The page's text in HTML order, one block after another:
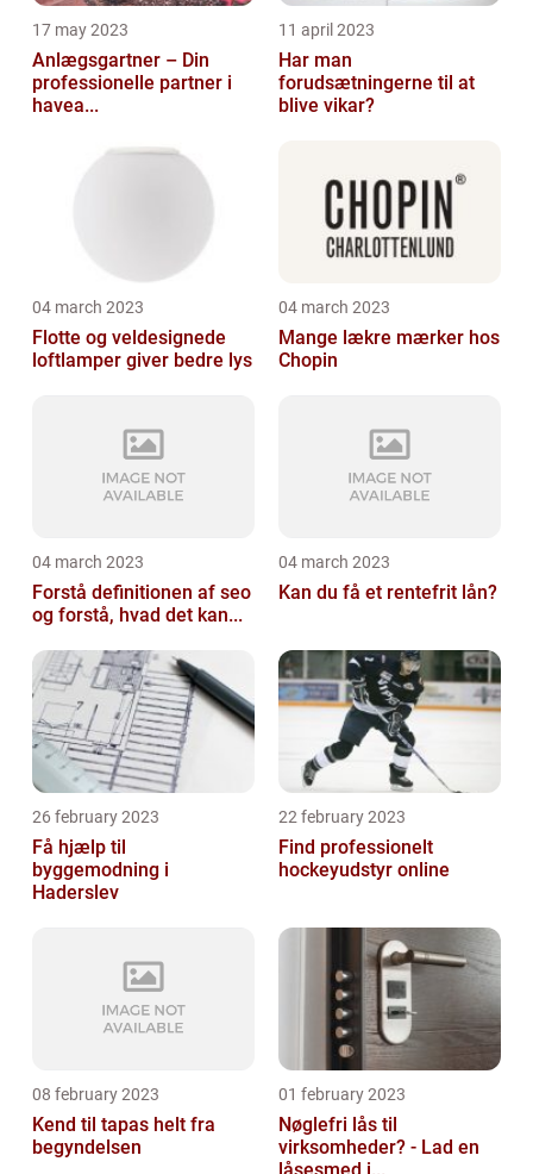
17 may 2023
Anlægsgartner – Din
professionelle partner i
havea...
11 april 2023
Har man
forudsætningerne til at
blive vikar?
04 march 2023
Flotte og veldesignede
loftlamper giver bedre lys
04 march 2023
Mange lækre mærker hos
Chopin
04 march 2023
Forstå definitionen af seo
og forstå, hvad det kan...
04 march 2023
Kan du få et rentefrit lån?
26 february 2023
Få hjælp til
byggemodning i
Haderslev
22 february 2023
Find professionelt
hockeyudstyr online
08 february 2023
Kend til tapas helt fra
begyndelsen
01 february 2023
Nøglefri lås til
virksomheder? - Lad en